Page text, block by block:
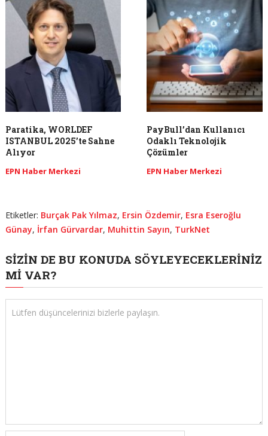
Paratika, WORLDEF
ISTANBUL 2025’te Sahne
Alıyor
EPN Haber Merkezi
PayBull’dan Kullanıcı
Odaklı Teknolojik
Çözümler
EPN Haber Merkezi
Etiketler: Burçak Pak Yılmaz, Ersin Özdemir, Esra Eseroğlu
Günay, İrfan Gürvardar, Muhittin Sayın, TurkNet
SIZIN DE BU KONUDA SÖYLEYECEKLERINIZ
MI VAR?